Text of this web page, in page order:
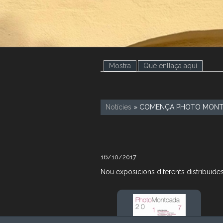
Mostra (pestanya activa)
Què enllaça aquí
Notícies » COMENÇA PHOTO
16/10/2017
Nou exposicions diferents